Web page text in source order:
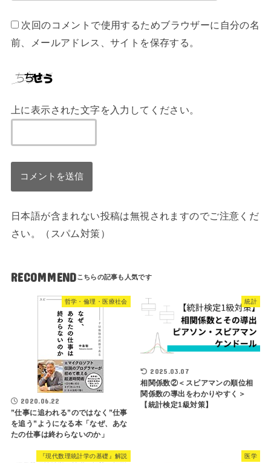
次回のコメントで使用するためブラウザーに自分の名
前、メールアドレス、サイトを保存する。
上に表示された文字を入力してください。
日本語が含まれない投稿は無視されますのでご注意くだ
さい。（スパム対策）
RECOMMEND
哲学・倫理・医療社会
2020.06.22
”仕事に追われる”のではなく”仕事
を追う”ようになる本「なぜ、あな
たの仕事は終わらないのか」
統計
2025.03.07
相関係数②＜スピアマンの順位相
関係数の導出をわかりやすく＞
【統計検定1級対策】
『現代数理統計学の基礎』解説 医学